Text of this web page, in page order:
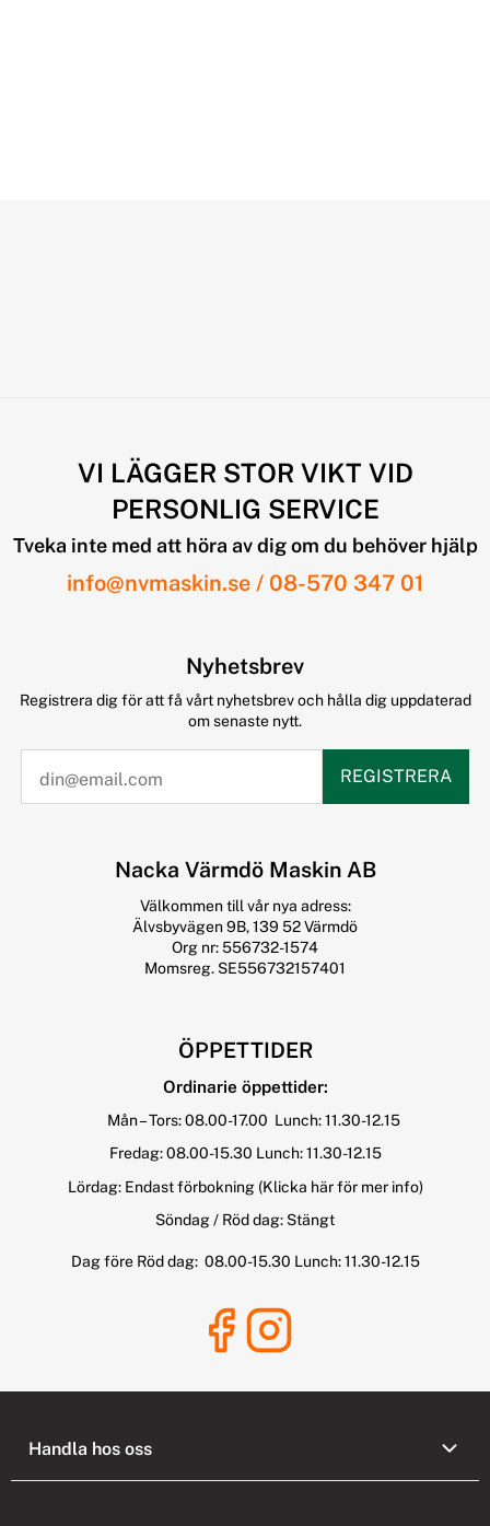
VI LÄGGER STOR VIKT VID
PERSONLIG SERVICE
Tveka inte med att höra av dig om du behöver hjälp
info@nvmaskin.se / 08-570 347 01
Nyhetsbrev
Registrera dig för att få vårt nyhetsbrev och hålla dig uppdaterad
om senaste nytt.
REGISTRERA
Nacka Värmdö Maskin AB
Välkommen till vår nya adress:
Älvsbyvägen 9B, 139 52 Värmdö
Org nr: 556732-1574
Momsreg. SE556732157401
ÖPPETTIDER
Ordinarie öppettider:
Mån – Tors: 08.00-17.00 Lunch: 11.30-12.15
Fredag: 08.00-15.30 Lunch: 11.30-12.15
Lördag: Endast förbokning (Klicka här för mer info)
Söndag / Röd dag: Stängt
Dag före Röd dag: 08.00-15.30 Lunch: 11.30-12.15
Handla hos oss